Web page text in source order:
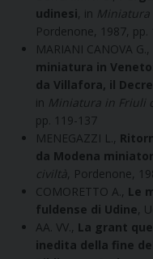
udinesi , in Miniatura
Pordenone, 1987, pp.
MARIANI CANOVA G.,
miniatura in
da Villafora, il
in Miniatura in Friuli
pp. 119-137
MENEGAZZI L.,
da Modena
civiltà , Pordenone,
COMORETTO A., Le
fuldense di Udine ,
AA. VV., La grant
inedita della fine